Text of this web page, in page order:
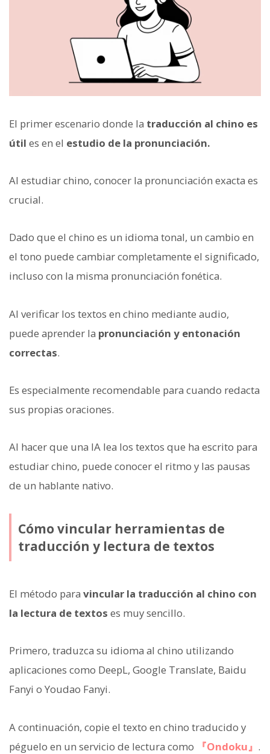
El primer escenario donde la traducción al chino es
útil es en el estudio de la pronunciación.
Al estudiar chino, conocer la pronunciación exacta es
crucial.
Dado que el chino es un idioma tonal, un cambio en
el tono puede cambiar completamente el significado,
incluso con la misma pronunciación fonética.
Al verificar los textos en chino mediante audio,
puede aprender la pronunciación y entonación
correctas.
Es especialmente recomendable para cuando redacta
sus propias oraciones.
Al hacer que una IA lea los textos que ha escrito para
estudiar chino, puede conocer el ritmo y las pausas
de un hablante nativo.
Cómo vincular herramientas de
traducción y lectura de textos
El método para vincular la traducción al chino con
la lectura de textos es muy sencillo.
Primero, traduzca su idioma al chino utilizando
aplicaciones como DeepL, Google Translate, Baidu
Fanyi o Youdao Fanyi.
A continuación, copie el texto en chino traducido y
péguelo en un servicio de lectura como
『Ondoku』 .